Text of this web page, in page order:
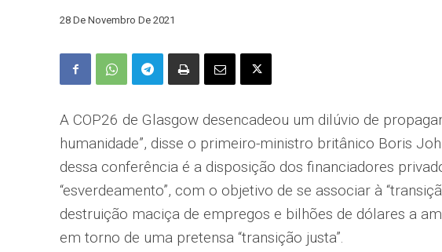
28 De Novembro De 2021
A COP26 de Glasgow desencadeou um dilúvio de
humanidade”, disse o primeiro-ministro britânico Boris
dessa conferência é a disposição dos financiadores
“esverdeamento”, com o objetivo de se associar à
destruição maciça de empregos e bilhões de dólares a
em torno de uma pretensa “transição justa”.